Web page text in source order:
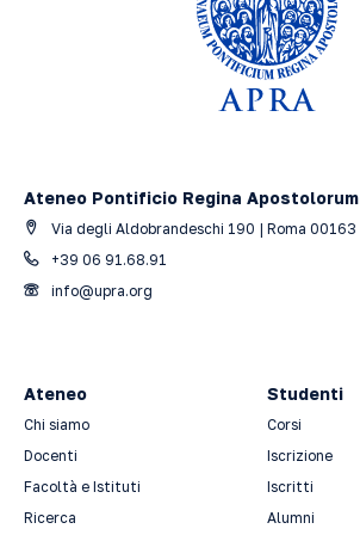
Ateneo Pontificio Regina Apostolorum
Via degli Aldobrandeschi 190 | Roma 00163
+39 06 91.68.91
info@upra.org
Ateneo
Chi siamo
Docenti
Facoltà e Istituti
Ricerca
Studenti
Corsi
Iscrizione
Iscritti
Alumni